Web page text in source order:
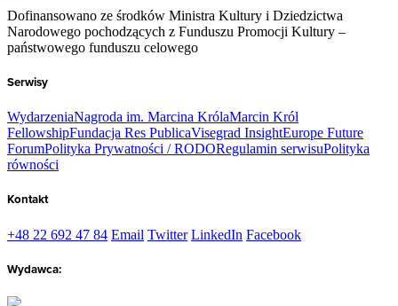
Dofinansowano ze środków Ministra Kultury i Dziedzictwa
Narodowego pochodzących z Funduszu Promocji Kultury –
państwowego funduszu celowego
Serwisy
WydarzeniaNagroda im. Marcina KrólaMarcin Król
FellowshipFundacja Res PublicaVisegrad InsightEurope Future
ForumPolityka Prywatności / RODORegulamin serwisuPolityka
równości
Kontakt
+48 22 692 47 84 Email Twitter LinkedIn Facebook
Wydawca: